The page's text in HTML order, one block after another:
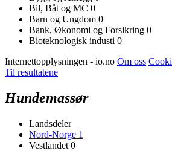
Bil, Båt og MC 0
Barn og Ungdom 0
Bank, Økonomi og Forsikring 0
Bioteknologisk industi 0
Internettopplysningen - io.no Om oss
Til resultatene
Hundemassør
Landsdeler
Nord-Norge 1
Vestlandet 0